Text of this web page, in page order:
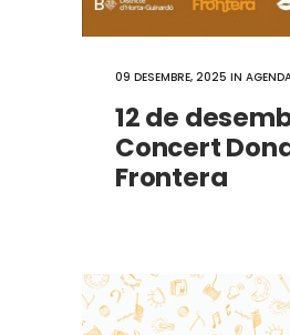
09 DESEMBRE, 2025 IN
12 de
Concert
Frontera